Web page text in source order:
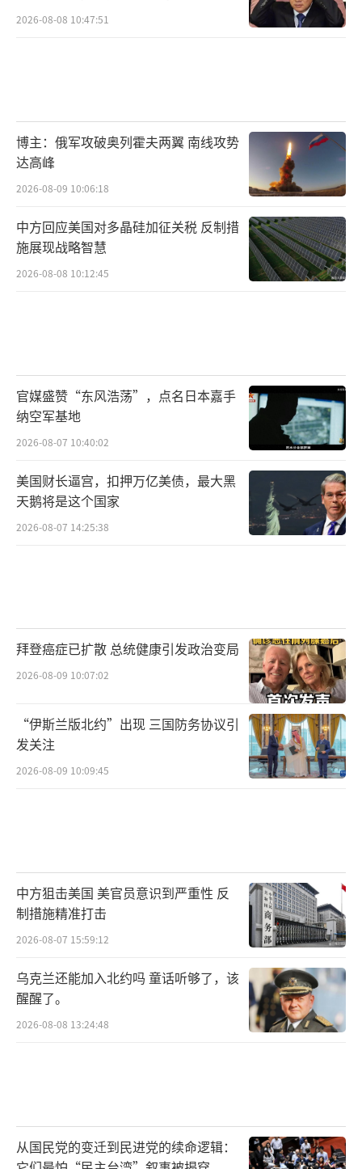
2026-08-08 10:47:51
博主：俄军攻破奥列霍夫两翼 南线攻势
达高峰
2026-08-09 10:06:18
中方回应美国对多晶硅加征关税 反制措
施展现战略智慧
2026-08-08 10:12:45
官媒盛赞“东风浩荡”，点名日本嘉手
纳空军基地
2026-08-07 10:40:02
美国财长逼宫，扣押万亿美债，最大黑
天鹅将是这个国家
2026-08-07 14:25:38
拜登癌症已扩散 总统健康引发政治变局
2026-08-09 10:07:02
“伊斯兰版北约”出现 三国防务协议引
发关注
2026-08-09 10:09:45
中方狙击美国 美官员意识到严重性 反
制措施精准打击
2026-08-07 15:59:12
乌克兰还能加入北约吗 童话听够了，该
醒醒了。
2026-08-08 13:24:48
从国民党的变迁到民进党的续命逻辑：